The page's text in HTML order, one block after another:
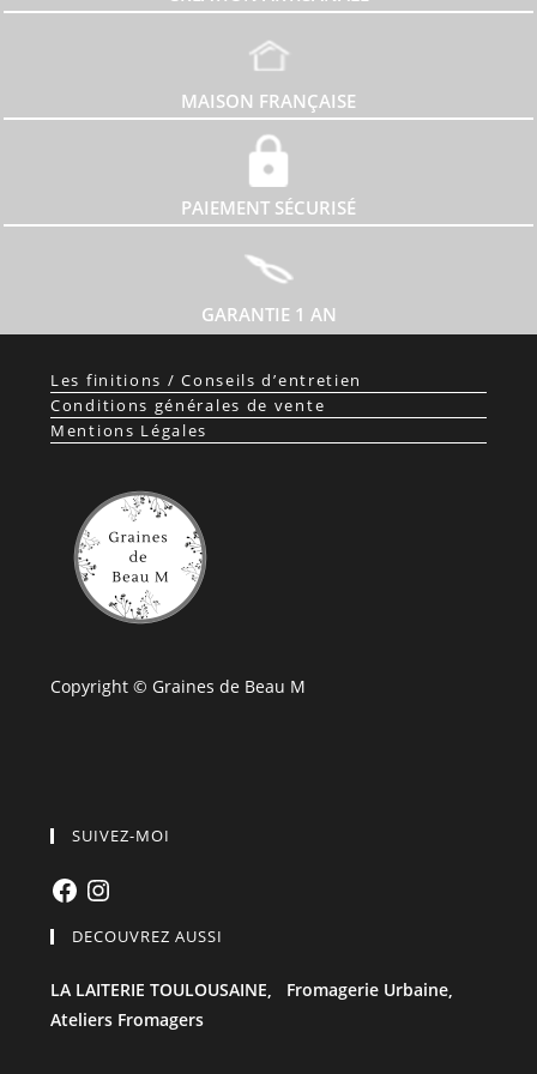
MAISON FRANÇAISE
PAIEMENT SÉCURISÉ
GARANTIE 1 AN
Les finitions / Conseils d’entretien
Conditions générales de vente
Mentions Légales
Copyright © Graines de Beau M
SUIVEZ-MOI
FacebookInstagram
DECOUVREZ AUSSI
LA LAITERIE TOULOUSAINE, Fromagerie Urbaine,
Ateliers Fromagers